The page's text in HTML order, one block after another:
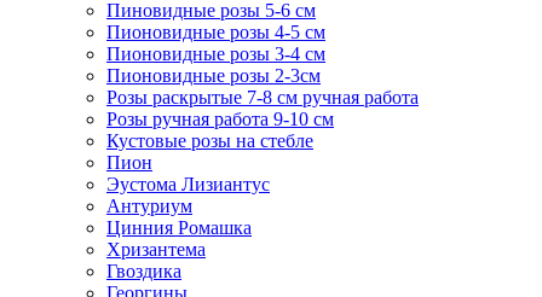
Пиновидные розы 5-6 см
Пионовидные розы 4-5 см
Пионовидные розы 3-4 см
Пионовидные розы 2-3см
Розы раскрытые 7-8 см ручная работа
Розы ручная работа 9-10 см
Кустовые розы на стебле
Пион
Эустома Лизиантус
Антуриум
Цинния Ромашка
Хризантема
Гвоздика
Георгины